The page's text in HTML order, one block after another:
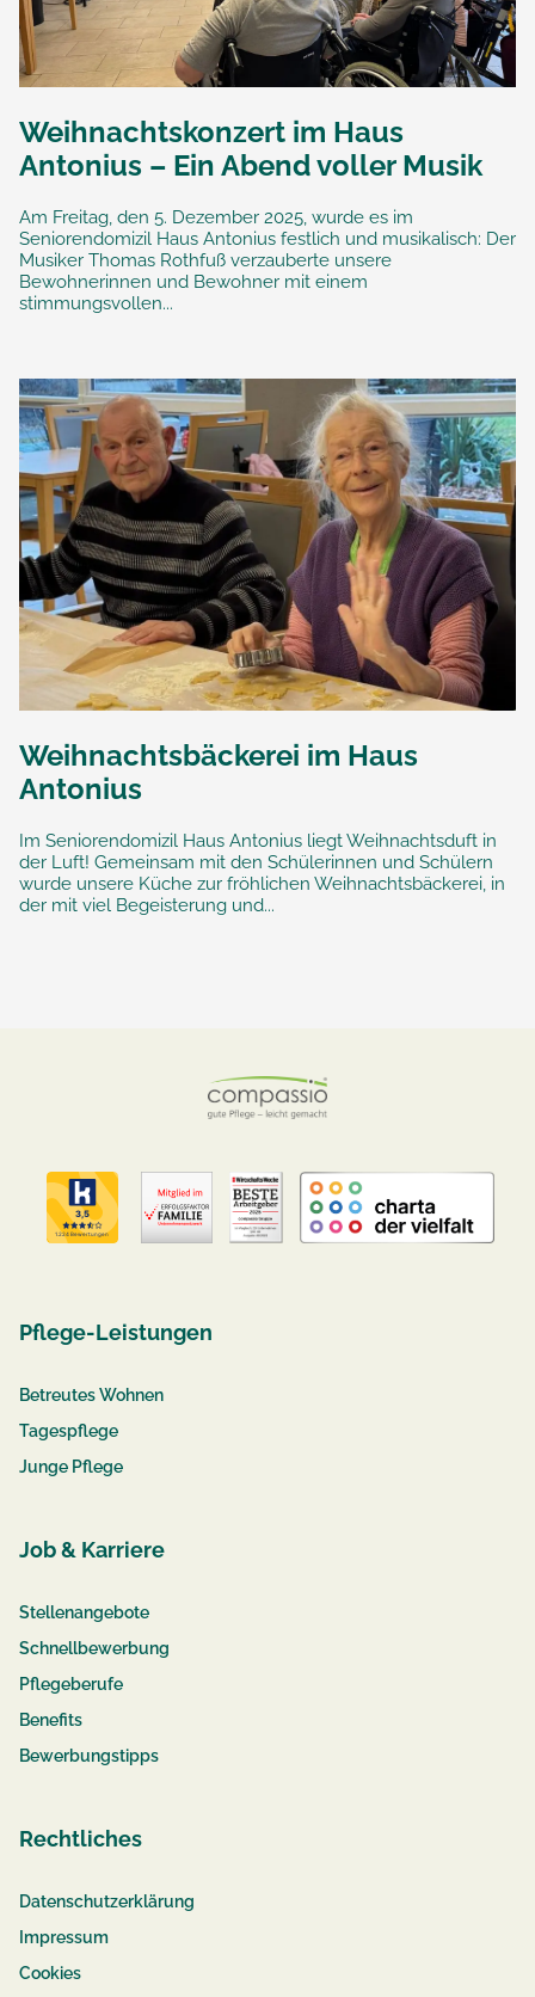
Weihnachtskonzert im Haus
Antonius – Ein Abend voller Musik
Am Freitag, den 5. Dezember 2025, wurde es im
Seniorendomizil Haus Antonius festlich und musikalisch: Der
Musiker Thomas Rothfuß verzauberte unsere
Bewohnerinnen und Bewohner mit einem
stimmungsvollen...
Weihnachtsbäckerei im Haus
Antonius
Im Seniorendomizil Haus Antonius liegt Weihnachtsduft in
der Luft! Gemeinsam mit den Schülerinnen und Schülern
wurde unsere Küche zur fröhlichen Weihnachtsbäckerei, in
der mit viel Begeisterung und...
Pflege-Leistungen
Betreutes Wohnen
Tagespflege
Junge Pflege
Job & Karriere
Stellenangebote
Schnellbewerbung
Pflegeberufe
Benefits
Bewerbungstipps
Rechtliches
Datenschutzerklärung
Impressum
Cookies